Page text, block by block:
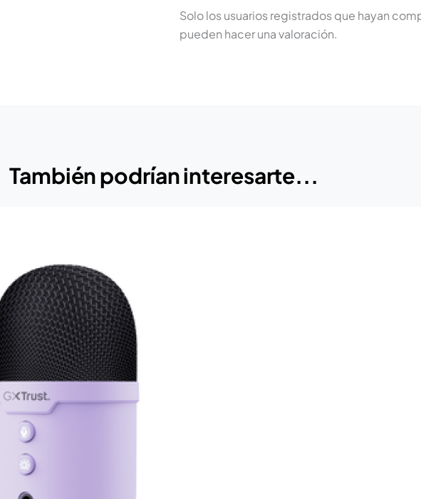
Solo los usuarios registrados que hayan
pueden hacer una valoración.
También podrían interesarte...